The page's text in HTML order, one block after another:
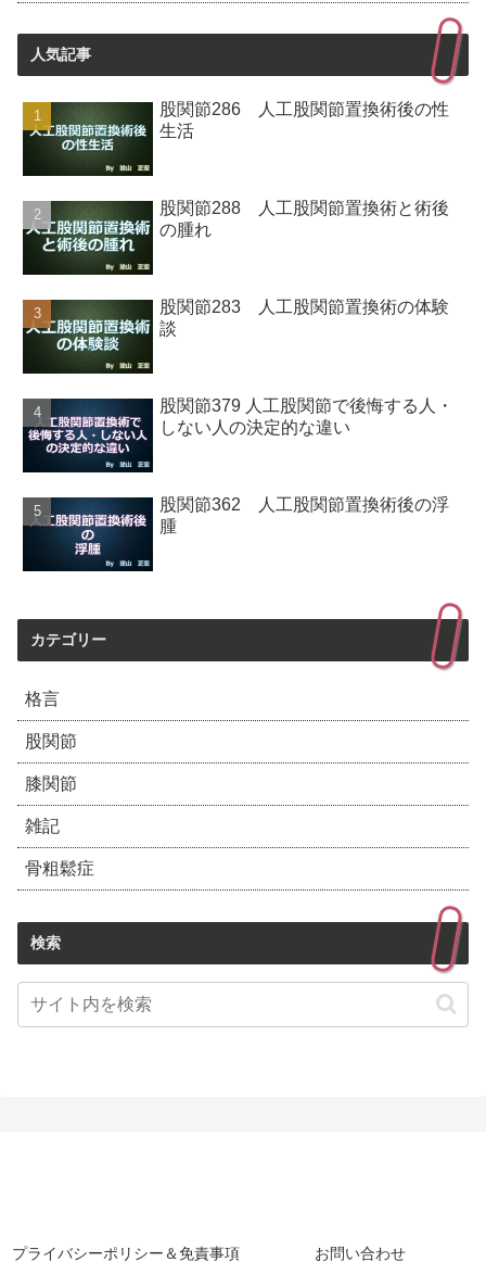
人気記事
股関節286 人工股関節置換術後の性
生活
股関節288 人工股関節置換術と術後
の腫れ
股関節283 人工股関節置換術の体験
談
股関節379 人工股関節で後悔する人・
しない人の決定的な違い
股関節362 人工股関節置換術後の浮
腫
カテゴリー
格言
股関節
膝関節
雑記
骨粗鬆症
検索
プライバシーポリシー＆免責事項 お問い合わせ